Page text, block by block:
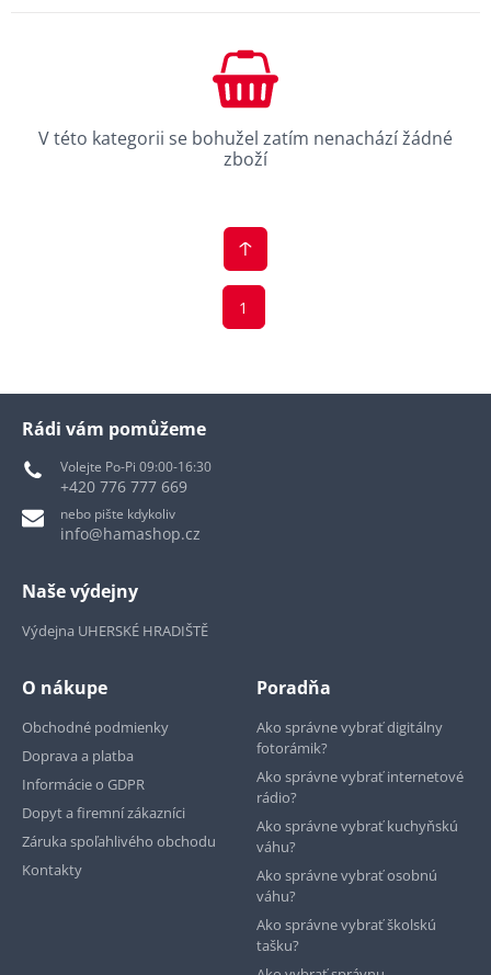
V této kategorii se bohužel zatím nenachází žádné
zboží
1
Rádi vám pomůžeme
Volejte Po-Pi 09:00-16:30
+420 776 777 669
nebo pište kdykoliv
info@hamashop.cz
Naše výdejny
Výdejna UHERSKÉ HRADIŠTĚ
O nákupe
Obchodné podmienky
Doprava a platba
Informácie o GDPR
Dopyt a firemní zákazníci
Záruka spoľahlivého obchodu
Kontakty
Poradňa
Ako správne vybrať digitálny
fotorámik?
Ako správne vybrať internetové
rádio?
Ako správne vybrať kuchyňskú
váhu?
Ako správne vybrať osobnú
váhu?
Ako správne vybrať školskú
tašku?